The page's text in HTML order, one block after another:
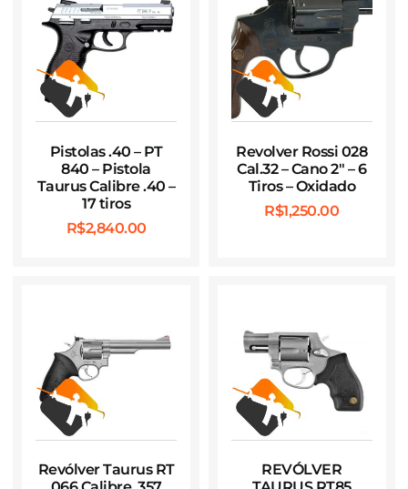
Pistolas .40 – PT
840 – Pistola
Taurus Calibre .40 –
17 tiros
R$2,840.00
Revolver Rossi 028
Cal.32 – Cano 2″ – 6
Tiros – Oxidado
R$1,250.00
Revólver Taurus RT
REVÓLVER